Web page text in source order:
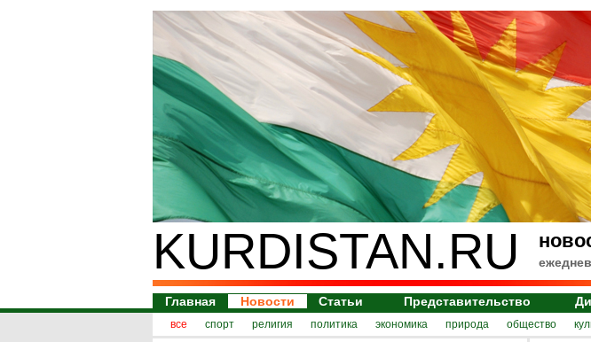
KURDISTAN.RU
Главная Новости Статьи Представительство
все спорт религия политика экономика природа общество